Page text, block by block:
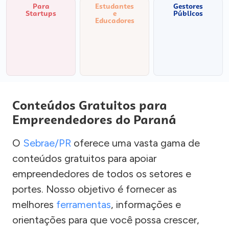
Para
Startups
Estudantes
e
Educadores
Gestores
Públicos
Conteúdos Gratuitos para
Empreendedores do Paraná
O Sebrae/PR oferece uma vasta gama de
conteúdos gratuitos para apoiar
empreendedores de todos os setores e
portes. Nosso objetivo é fornecer as
melhores ferramentas, informações e
orientações para que você possa crescer,